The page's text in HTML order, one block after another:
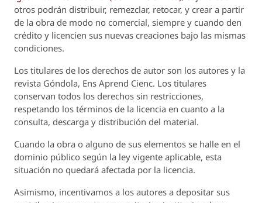
otros podrán distribuir, remezclar, retocar, y crear a partir
de la obra de modo no comercial, siempre y cuando den
crédito y licencien sus nuevas creaciones bajo las mismas
condiciones.
Los titulares de los derechos de autor son los autores y la
revista Góndola, Ens Aprend Cienc. Los titulares
conservan todos los derechos sin restricciones,
respetando los términos de la licencia en cuanto a la
consulta, descarga y distribución del material.
Cuando la obra o alguno de sus elementos se halle en el
dominio público según la ley vigente aplicable, esta
situación no quedará afectada por la licencia.
Asimismo, incentivamos a los autores a depositar sus